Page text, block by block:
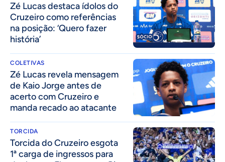
Zé Lucas destaca ídolos do
Cruzeiro como referências
na posição: ‘Quero fazer
história’
COLETIVAS
Zé Lucas revela mensagem
de Kaio Jorge antes de
acerto com Cruzeiro e
manda recado ao atacante
TORCIDA
Torcida do Cruzeiro esgota
1ª carga de ingressos para